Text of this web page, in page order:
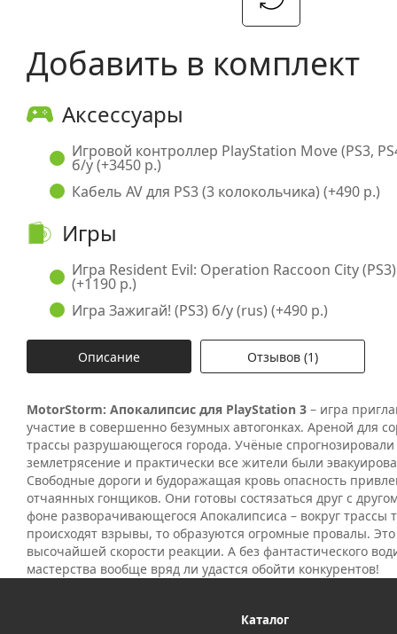
Добавить в комплект
Аксессуары
Игровой контроллер PlayStation Move (PS3,
б/у (+3450 р.)
Кабель AV для PS3 (3 колокольчика) (+490 р.)
Игры
Игра Resident Evil: Operation Raccoon City
(+1190 р.)
Игра Зажигай! (PS3) б/у (rus) (+490 р.)
Описание Отзывов (1)
MotorStorm: Апокалипсис для PlayStation 3 – игра
участие в совершенно безумных автогонках. Ареной для
трассы разрушающегося города. Учёные
землетрясение и практически все жители были
Свободные дороги и будоражащая кровь опасность
отчаянных гонщиков. Они готовы состязаться друг с
фоне разворачивающегося Апокалипсиса – вокруг трассы
происходят взрывы, то образуются огромные провалы. Это
высочайшей скорости реакции. А без фантастического
мастерства вообще вряд ли удастся обойти конкурентов!
Каталог